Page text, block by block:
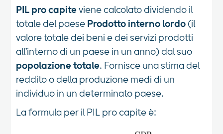
PIL pro capite viene calcolato dividendo il
totale del paese Prodotto interno lordo (il
valore totale dei beni e dei servizi prodotti
all'interno di un paese in un anno) dal suo
popolazione totale. Fornisce una stima del
reddito o della produzione medi di un
individuo in un determinato paese.
La formula per il PIL pro capite è: